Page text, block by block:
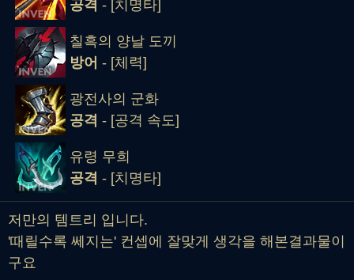
공격 - [치명타]
칠흑의 양날 도끼
방어 - [체력]
광전사의 군화
공격 - [공격 속도]
유령 무희
공격 - [치명타]
저만의 템트리 입니다.
'때릴수록 쎄지는' 컨셉에 잘맞게 생각을 해본결과물이
구요